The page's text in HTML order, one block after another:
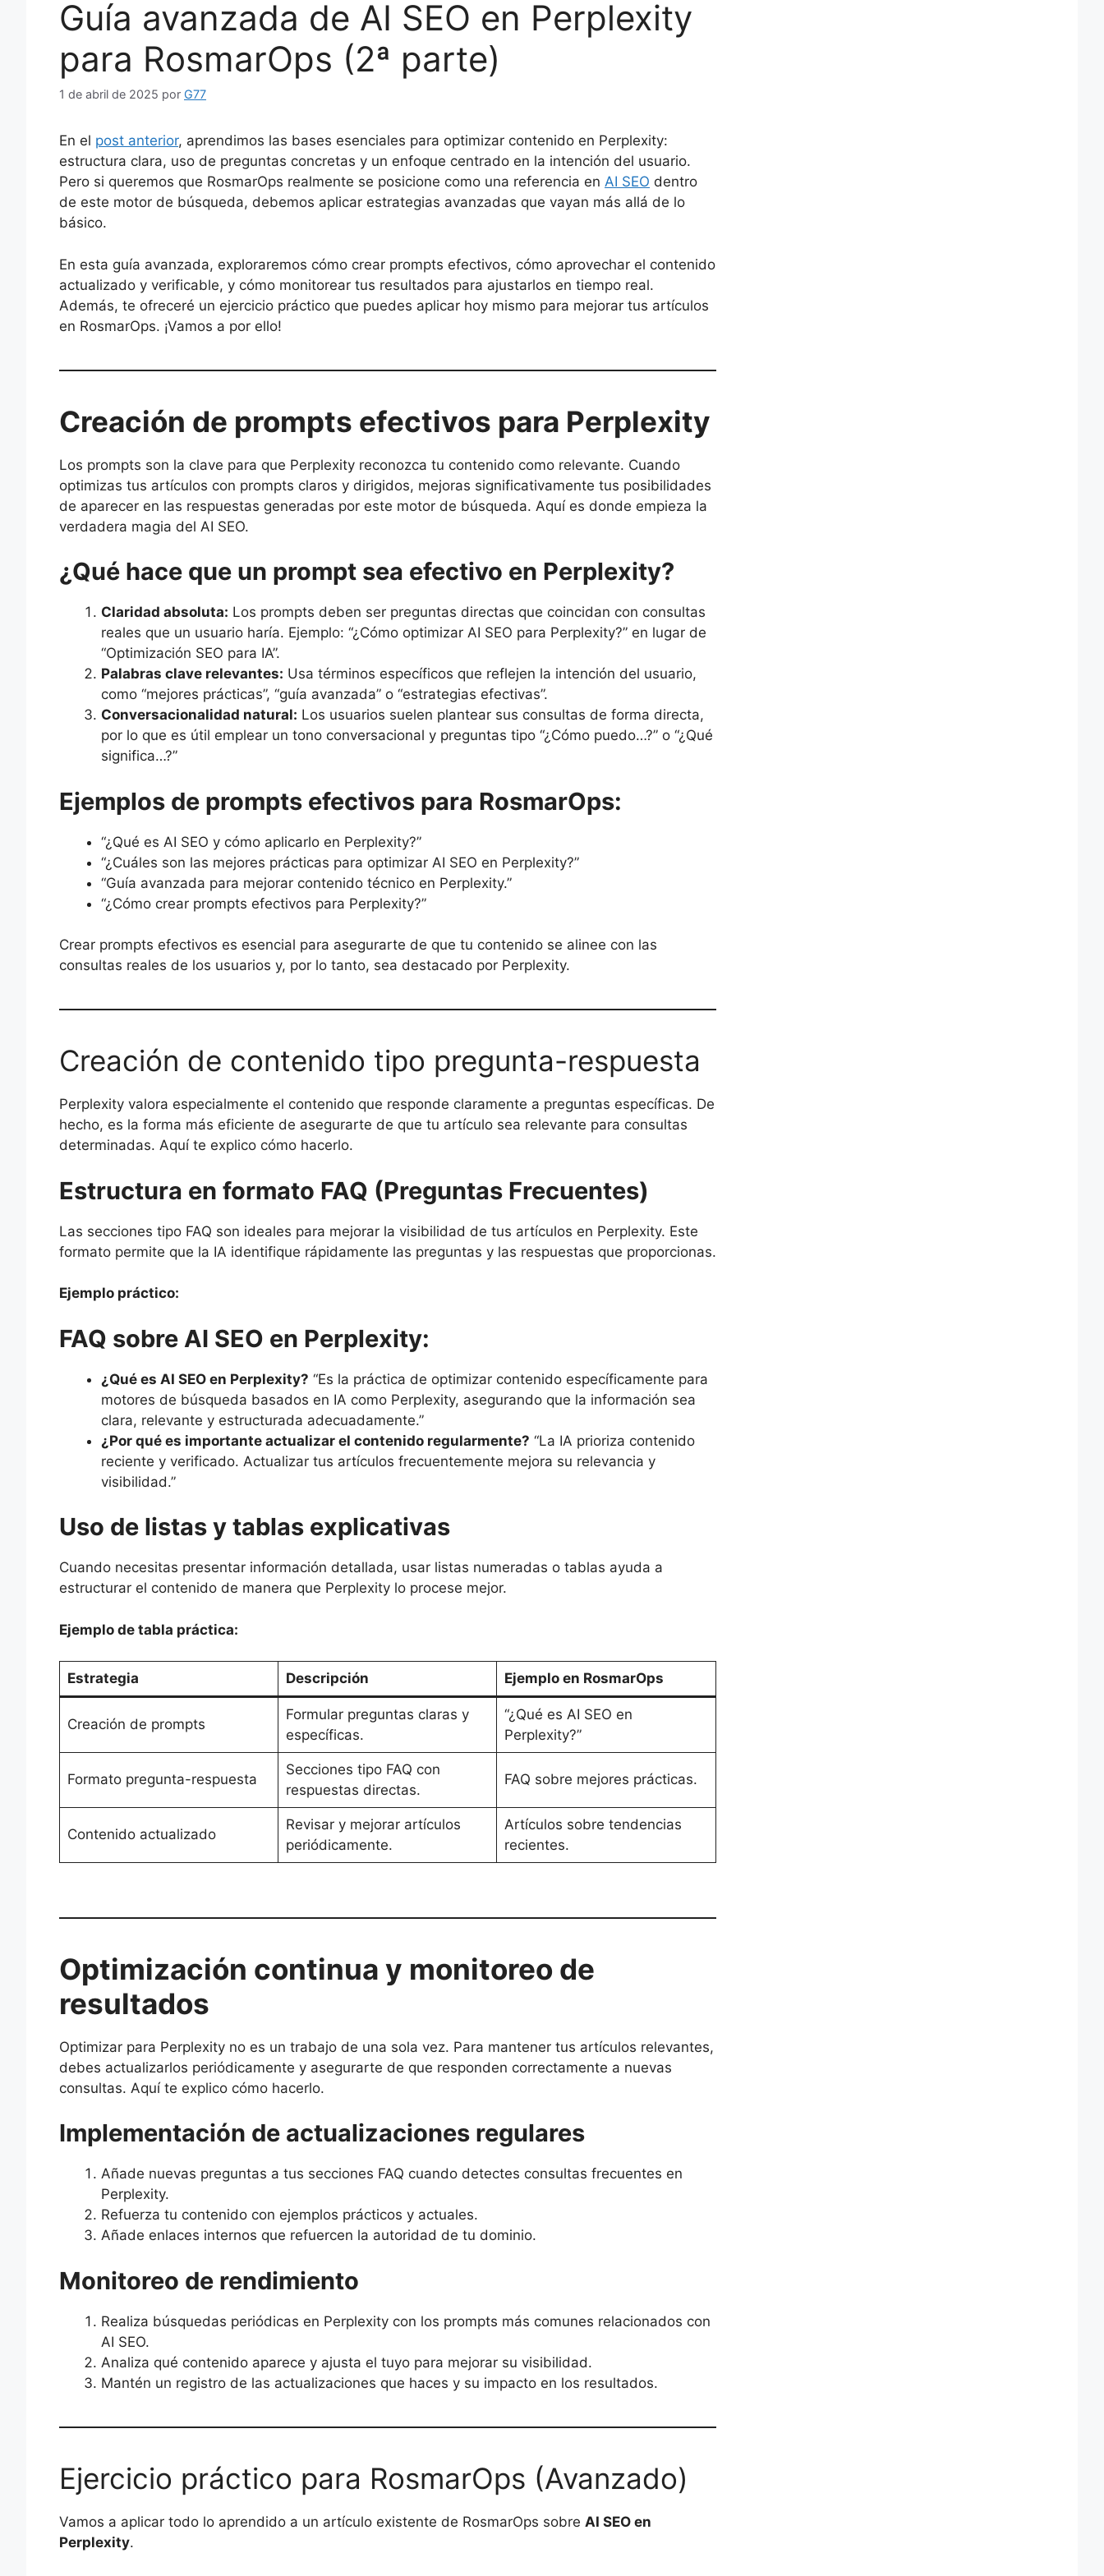
Guía avanzada de AI SEO en Perplexity
para RosmarOps (2ª parte)
1 de abril de 2025 por G77
En el post anterior, aprendimos las bases esenciales para optimizar contenido en Perplexity:
estructura clara, uso de preguntas concretas y un enfoque centrado en la intención del usuario.
Pero si queremos que RosmarOps realmente se posicione como una referencia en AI SEO dentro
de este motor de búsqueda, debemos aplicar estrategias avanzadas que vayan más allá de lo
básico.
En esta guía avanzada, exploraremos cómo crear prompts efectivos, cómo aprovechar el contenido
actualizado y verificable, y cómo monitorear tus resultados para ajustarlos en tiempo real.
Además, te ofreceré un ejercicio práctico que puedes aplicar hoy mismo para mejorar tus artículos
en RosmarOps. ¡Vamos a por ello!
Creación de prompts efectivos para Perplexity
Los prompts son la clave para que Perplexity reconozca tu contenido como relevante. Cuando
optimizas tus artículos con prompts claros y dirigidos, mejoras significativamente tus posibilidades
de aparecer en las respuestas generadas por este motor de búsqueda. Aquí es donde empieza la
verdadera magia del AI SEO.
¿Qué hace que un prompt sea efectivo en Perplexity?
Claridad absoluta: Los prompts deben ser preguntas directas que coincidan con consultas
reales que un usuario haría. Ejemplo: “¿Cómo optimizar AI SEO para Perplexity?” en lugar de
“Optimización SEO para IA”.
Palabras clave relevantes: Usa términos específicos que reflejen la intención del usuario,
como “mejores prácticas”, “guía avanzada” o “estrategias efectivas”.
Conversacionalidad natural: Los usuarios suelen plantear sus consultas de forma directa,
por lo que es útil emplear un tono conversacional y preguntas tipo “¿Cómo puedo…?” o “¿Qué
significa…?”
Ejemplos de prompts efectivos para RosmarOps:
“¿Qué es AI SEO y cómo aplicarlo en Perplexity?”
“¿Cuáles son las mejores prácticas para optimizar AI SEO en Perplexity?”
“Guía avanzada para mejorar contenido técnico en Perplexity.”
“¿Cómo crear prompts efectivos para Perplexity?”
Crear prompts efectivos es esencial para asegurarte de que tu contenido se alinee con las
consultas reales de los usuarios y, por lo tanto, sea destacado por Perplexity.
Creación de contenido tipo pregunta-respuesta
Perplexity valora especialmente el contenido que responde claramente a preguntas específicas. De
hecho, es la forma más eficiente de asegurarte de que tu artículo sea relevante para consultas
determinadas. Aquí te explico cómo hacerlo.
Estructura en formato FAQ (Preguntas Frecuentes)
Las secciones tipo FAQ son ideales para mejorar la visibilidad de tus artículos en Perplexity. Este
formato permite que la IA identifique rápidamente las preguntas y las respuestas que proporcionas.
Ejemplo práctico:
FAQ sobre AI SEO en Perplexity:
¿Qué es AI SEO en Perplexity? “Es la práctica de optimizar contenido específicamente para
motores de búsqueda basados en IA como Perplexity, asegurando que la información sea
clara, relevante y estructurada adecuadamente.”
¿Por qué es importante actualizar el contenido regularmente? “La IA prioriza contenido
reciente y verificado. Actualizar tus artículos frecuentemente mejora su relevancia y
visibilidad.”
Uso de listas y tablas explicativas
Cuando necesitas presentar información detallada, usar listas numeradas o tablas ayuda a
estructurar el contenido de manera que Perplexity lo procese mejor.
Ejemplo de tabla práctica:
Estrategia Descripción Ejemplo en RosmarOps
Creación de prompts
Formular preguntas claras y
específicas.
“¿Qué es AI SEO en
Perplexity?”
Formato pregunta-respuesta
Secciones tipo FAQ con
respuestas directas.
FAQ sobre mejores prácticas.
Contenido actualizado
Revisar y mejorar artículos
periódicamente.
Artículos sobre tendencias
recientes.
Optimización continua y monitoreo de
resultados
Optimizar para Perplexity no es un trabajo de una sola vez. Para mantener tus artículos relevantes,
debes actualizarlos periódicamente y asegurarte de que responden correctamente a nuevas
consultas. Aquí te explico cómo hacerlo.
Implementación de actualizaciones regulares
Añade nuevas preguntas a tus secciones FAQ cuando detectes consultas frecuentes en
Perplexity.
Refuerza tu contenido con ejemplos prácticos y actuales.
Añade enlaces internos que refuercen la autoridad de tu dominio.
Monitoreo de rendimiento
Realiza búsquedas periódicas en Perplexity con los prompts más comunes relacionados con
AI SEO.
Analiza qué contenido aparece y ajusta el tuyo para mejorar su visibilidad.
Mantén un registro de las actualizaciones que haces y su impacto en los resultados.
Ejercicio práctico para RosmarOps (Avanzado)
Vamos a aplicar todo lo aprendido a un artículo existente de RosmarOps sobre AI SEO en
Perplexity.